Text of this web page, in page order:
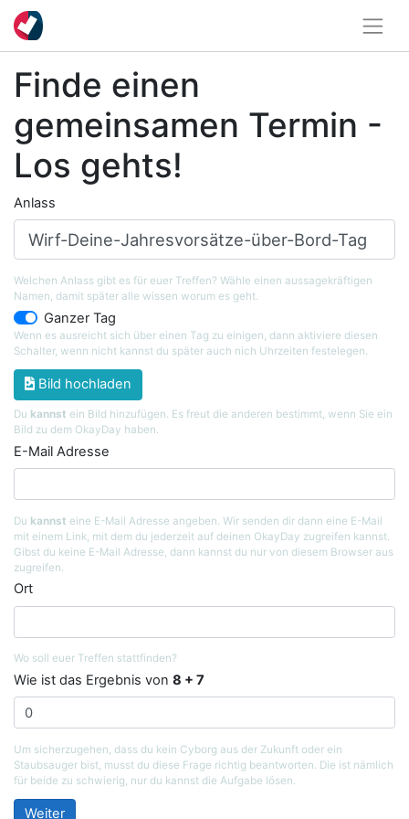
Finde einen
gemeinsamen Termin -
Los gehts!
Anlass
Welchen Anlass gibt es für euer Treffen? Wähle einen aussagekräftigen
Namen, damit später alle wissen worum es geht.
Ganzer Tag
Wenn es ausreicht sich über einen Tag zu einigen, dann aktiviere diesen
Schalter, wenn nicht kannst du später auch nich Uhrzeiten festelegen.
Bild hochladen
Du kannst ein Bild hinzufügen. Es freut die anderen bestimmt, wenn Sie ein
Bild zu dem OkayDay haben.
E-Mail Adresse
Du kannst eine E-Mail Adresse angeben. Wir senden dir dann eine E-Mail
mit einem Link, mit dem du jederzeit auf deinen OkayDay zugreifen kannst.
Gibst du keine E-Mail Adresse, dann kannst du nur von diesem Browser aus
zugreifen.
Ort
Wo soll euer Treffen stattfinden?
Wie ist das Ergebnis von 8 + 7
Um sicherzugehen, dass du kein Cyborg aus der Zukunft oder ein
Staubsauger bist, musst du diese Frage richtig beantworten. Die ist nämlich
für beide zu schwierig, nur du kannst die Aufgabe lösen.
Weiter